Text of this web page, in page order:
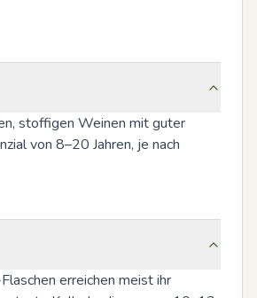
stoffigen Weinen mit guter
von 8–20 Jahren, je nach
erreichen meist ihr